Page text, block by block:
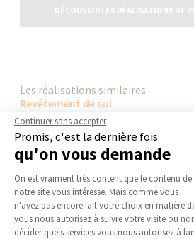
DÉCOUVRIR LES RÉALISATIONS DE
Les réalisations similaires
Revêtement de sol
Continuer sans accepter
Promis, c'est la dernière fois
qu'on vous demande
Plateforme de Gestion
On est vraiment très content que le contenu de
notre site vous intéresse. Mais comme vous
n'avez pas encore fait votre choix en matière
vous nous autorisez à suivre votre visite ou
décider quels services vous nous autorisez à
Axeptio